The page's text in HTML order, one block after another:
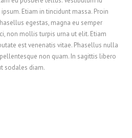
Etiam in tincidunt massa. Proin
egestas, magna eu semper
non mollis turpis urna ut elit. Etiam
est venenatis vitae. Phasellus nulla
non quam. In sagittis libero
sodales diam.